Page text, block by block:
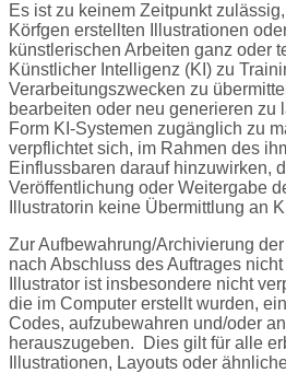
Es ist zu keinem Zeitpunkt
Körfgen erstellten Illustrationen
künstlerischen Arbeiten ganz oder
Künstlicher Intelligenz (KI) zu
Verarbeitungszwecken zu
bearbeiten oder neu generieren zu
Form KI-Systemen zugänglich zu
verpflichtet sich, im Rahmen des
Einflussbaren darauf hinzuwirken,
Veröffentlichung oder Weitergabe
Illustratorin keine Übermittlung an
Zur Aufbewahrung/Archivierung
nach Abschluss des Auftrages
Illustrator ist insbesondere nicht
die im Computer erstellt wurden,
Codes, aufzubewahren und/oder
herauszugeben.
Dies gilt für alle
Illustrationen, Layouts oder